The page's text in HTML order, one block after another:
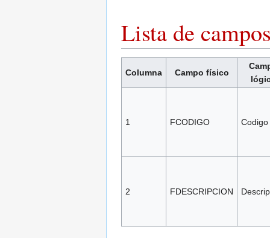
Lista de
Columna Campo físico
1 FCODIGO Codigo
2 FDESCRIPCION